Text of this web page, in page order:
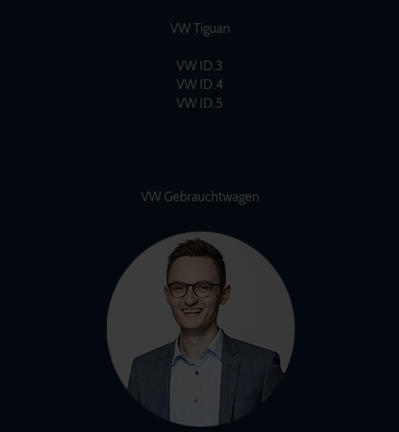
VW Tiguan
VW ID.3
VW ID.4
VW ID.5
VW Gebrauchtwagen